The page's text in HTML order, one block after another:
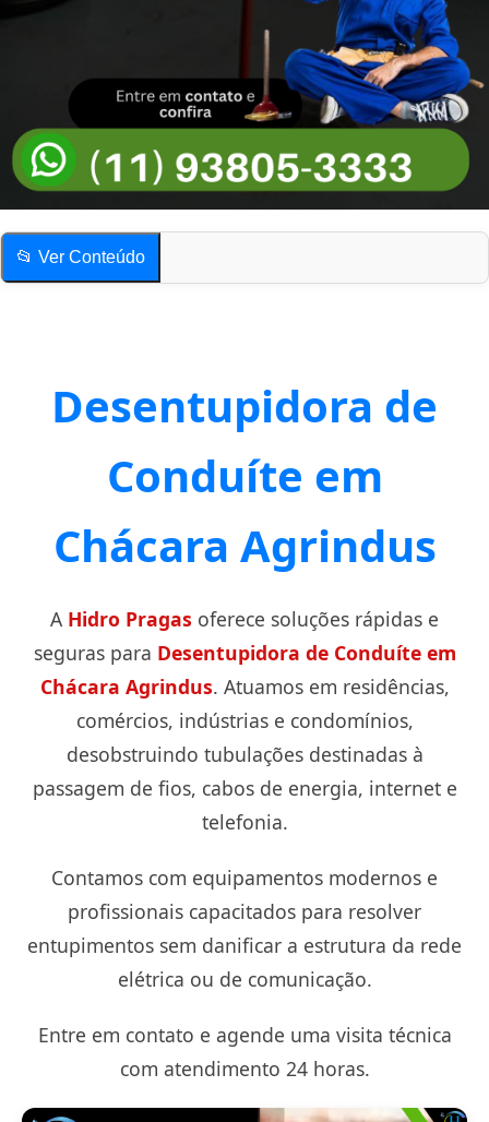
📂 Ver Conteúdo
Desentupimento de conduítes rígidos e flexíveis
Desentupidora de
Conduíte em
Chácara Agrindus
A Hidro Pragas oferece soluções rápidas e
seguras para Desentupidora de Conduíte em
Chácara Agrindus. Atuamos em residências,
comércios, indústrias e condomínios,
desobstruindo tubulações destinadas à
passagem de fios, cabos de energia, internet e
telefonia.
Contamos com equipamentos modernos e
profissionais capacitados para resolver
entupimentos sem danificar a estrutura da rede
elétrica ou de comunicação.
Entre em contato e agende uma visita técnica
com atendimento 24 horas.